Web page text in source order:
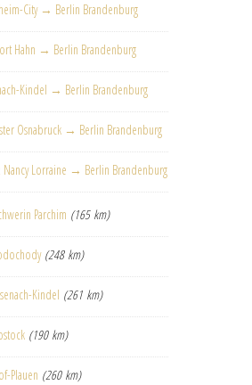
City → Berlin Brandenburg
Hahn → Berlin Brandenburg
Kindel → Berlin Brandenburg
Osnabruck → Berlin Brandenburg
Nancy Lorraine → Berlin Brandenburg
Parchim (165 km)
(248 km)
Kindel (261 km)
(190 km)
Plauen (260 km)